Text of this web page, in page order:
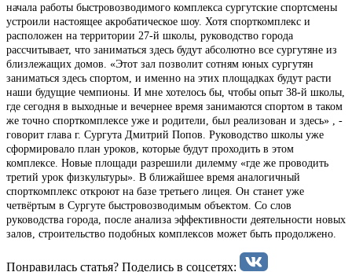
начала работы быстровозводимого комплекса сургутские спортсмены
устроили настоящее акробатическое шоу. Хотя спорткомплекс и
расположен на территории 27-й школы, руководство города
рассчитывает, что заниматься здесь будут абсолютно все сургутяне из
близлежащих домов. «Этот зал позволит сотням юных сургутян
заниматься здесь спортом, и именно на этих площадках будут расти
наши будущие чемпионы. И мне хотелось бы, чтобы опыт 38-й школы,
где сегодня в выходные и вечернее время занимаются спортом в таком
же точно спорткомплексе уже и родители, был реализован и здесь» , -
говорит глава г. Сургута Дмитрий Попов. Руководство школы уже
сформировало план уроков, которые будут проходить в этом
комплексе. Новые площади разрешили дилемму «где же проводить
третий урок физкультуры». В ближайшее время аналогичный
спорткомплекс откроют на базе третьего лицея. Он станет уже
четвёртым в Сургуте быстровозводимым объектом. Со слов
руководства города, после анализа эффективности деятельности новых
залов, строительство подобных комплексов может быть продолжено.
Понравилась статья? Поделиcь в соцсетях: